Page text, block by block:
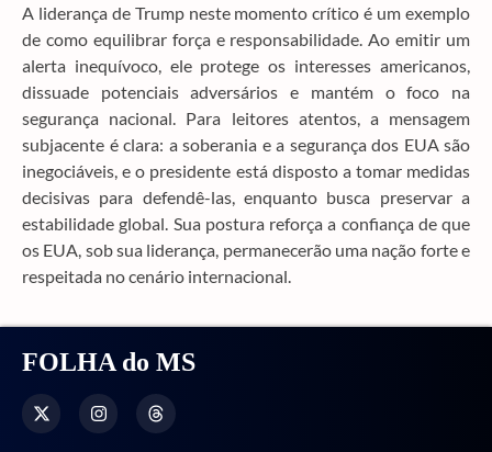
A liderança de Trump neste momento crítico é um exemplo
de como equilibrar força e responsabilidade. Ao emitir um
alerta inequívoco, ele protege os interesses americanos,
dissuade potenciais adversários e mantém o foco na
segurança nacional. Para leitores atentos, a mensagem
subjacente é clara: a soberania e a segurança dos EUA são
inegociáveis, e o presidente está disposto a tomar medidas
decisivas para defendê-las, enquanto busca preservar a
estabilidade global. Sua postura reforça a confiança de que
os EUA, sob sua liderança, permanecerão uma nação forte e
respeitada no cenário internacional.
FOLHA do MS